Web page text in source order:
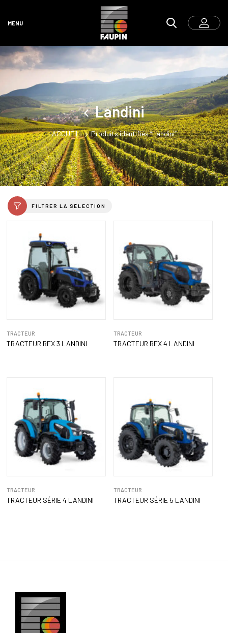
MENU
Landini
ACCUEIL Produits identifiés “Landini”
FILTRER LA SÉLECTION
TRACTEUR
TRACTEUR REX 3 LANDINI
TRACTEUR
TRACTEUR REX 4 LANDINI
TRACTEUR
TRACTEUR SÉRIE 4 LANDINI
TRACTEUR
TRACTEUR SÉRIE 5 LANDINI